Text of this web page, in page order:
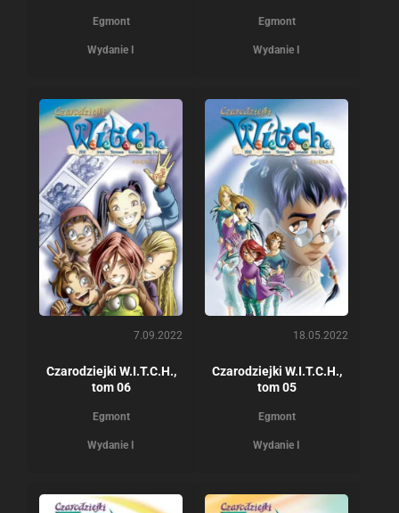
Egmont
Wydanie I
Egmont
Wydanie I
7.09.2022
Czarodziejki W.I.T.C.H.,
tom 06
Egmont
Wydanie I
18.05.2022
Czarodziejki W.I.T.C.H.,
tom 05
Egmont
Wydanie I